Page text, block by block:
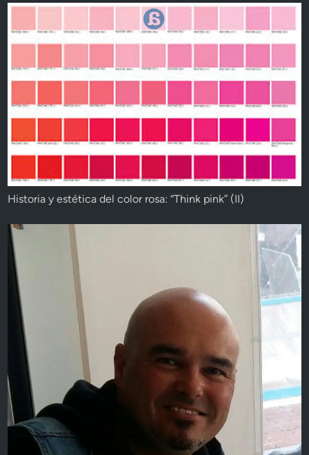
Historia y estética del color rosa: “Think pink” (II)